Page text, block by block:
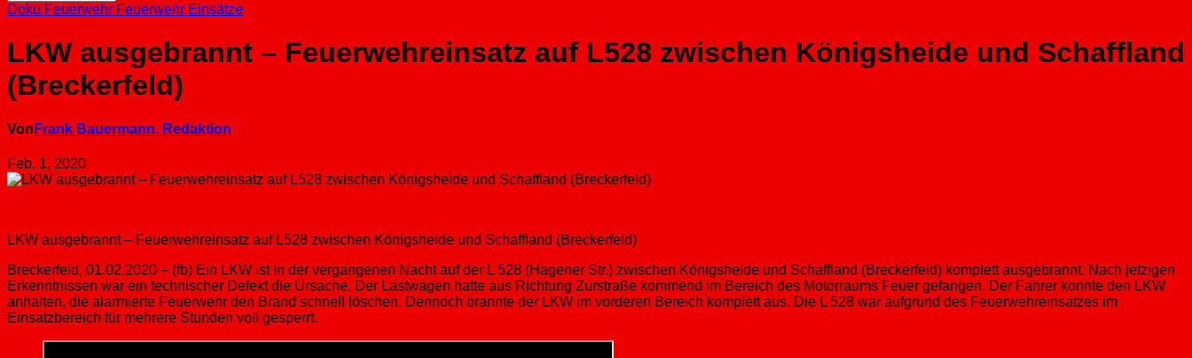
Doku Feuerwehr Feuerwehr Einsätze
LKW ausgebrannt – Feuerwehreinsatz auf L528 zwischen Königsheide und Schaffland
(Breckerfeld)
Von Frank Bauermann, Redaktion
Feb. 1, 2020
LKW ausgebrannt – Feuerwehreinsatz auf L528 zwischen Königsheide und Schaffland (Breckerfeld)
Breckerfeld, 01.02.2020 – (fb) Ein LKW ist in der vergangenen Nacht auf der L 528 (Hagener Str.) zwischen Königsheide und Schaffland (Breckerfeld) komplett ausgebrannt. Nach jetzigen
Erkenntnissen war ein technischer Defekt die Ursache. Der Lastwagen hatte aus Richtung Zurstraße kommend im Bereich des Motorraums Feuer gefangen. Der Fahrer konnte den LKW
anhalten, die alarmierte Feuerwehr den Brand schnell löschen. Dennoch brannte der LKW im vorderen Bereich komplett aus. Die L 528 war aufgrund des Feuerwehreinsatzes im
Einsatzbereich für mehrere Stunden voll gesperrt.